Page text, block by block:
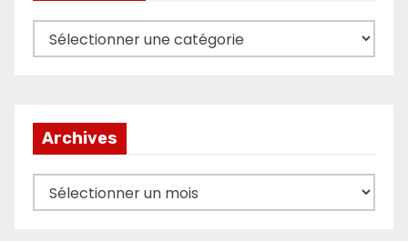
Catégories
Archives
Archives